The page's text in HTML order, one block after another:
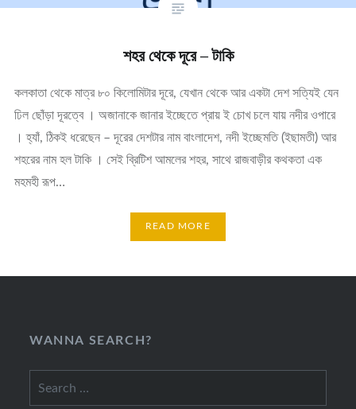
শহর থেকে দূরে – টাকি
কলকাতা থেকে মাত্র ৮০ কিলোমিটার দূরে, যেখান থেকে আর একটা দেশ সত্যিই যেন
ঢিল ছোঁড়া দূরত্বে । অজানাকে জানার ইচ্ছেতে প্রায় ই চোখ চলে যায় নদীর ওপারে
। হ্যাঁ, ঠিকই ধরেছেন – দূরের দেশটার নাম বাংলাদেশ, নদী ইচ্ছেমতি (ইছামতী) আর
শহরের নাম হল টাকি । সেই ব্রিটিশ আমলের শহর, সাথে রাজবাড়ীর কথকতা এক
মহমহী রূপ…
READ MORE
WANNA SEARCH?
for: